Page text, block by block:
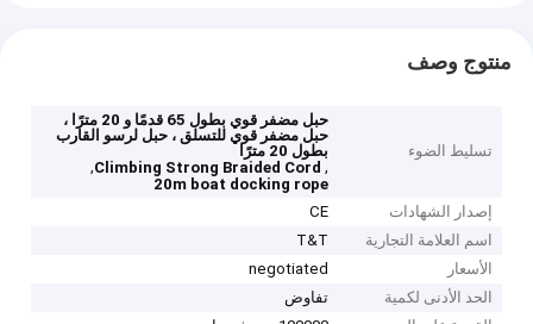
منتوج وصف
تسليط الضوء
حبل مضفر قوي بطول 65 قدمًا و 20 مترًا ،
حبل مضفر قوي للتسلق ، حبل لرسو القارب
بطول 20 مترًا
,
Climbing Strong Braided Cord
,
20m boat docking rope
إصدار الشهادات
CE
اسم العلامة التجارية
T&T
الأسعار
negotiated
الحد الأدنى لكمية
تفاوض